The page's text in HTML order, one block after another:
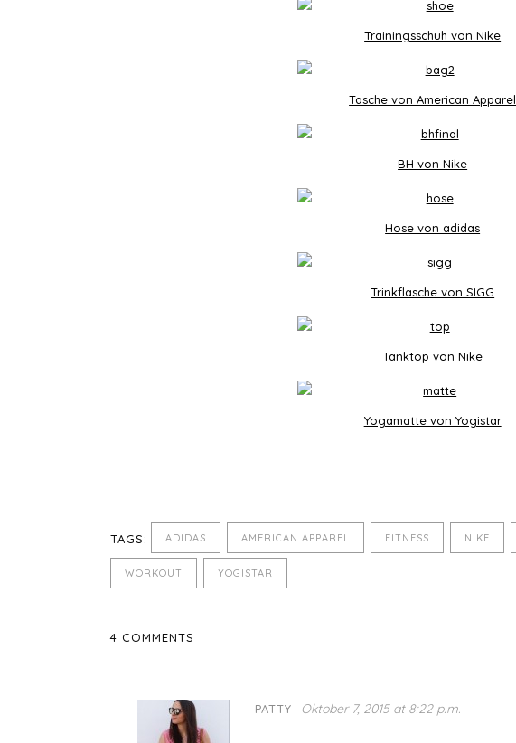
Trainingsschuh von Nike
Tasche von American Apparel
BH von Nike
Hose von adidas
Trinkflasche von SIGG
Tanktop von Nike
Yogamatte von Yogistar
TAGS: ADIDAS AMERICAN APPAREL FITNESS NIKE
WORKOUT YOGISTAR
4 COMMENTS
PATTY Oktober 7, 2015 at 8:22 p.m.